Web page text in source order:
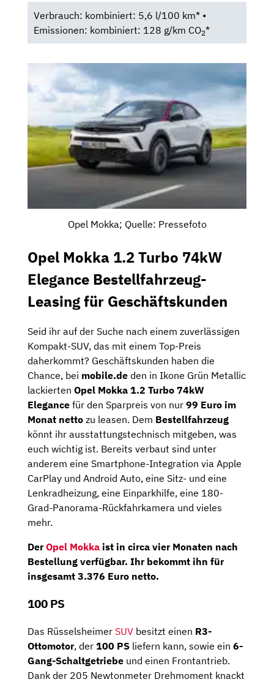
Verbrauch: kombiniert: 5,6 l/100 km* •
Emissionen: kombiniert: 128 g/km CO2*
Opel Mokka; Quelle: Pressefoto
Opel Mokka 1.2 Turbo 74kW
Elegance Bestellfahrzeug-
Leasing für Geschäftskunden
Seid ihr auf der Suche nach einem zuverlässigen
Kompakt-SUV, das mit einem Top-Preis
daherkommt? Geschäftskunden haben die
Chance, bei mobile.de den in Ikone Grün Metallic
lackierten Opel Mokka 1.2 Turbo 74kW
Elegance für den Sparpreis von nur 99 Euro im
Monat netto zu leasen. Dem Bestellfahrzeug
könnt ihr ausstattungstechnisch mitgeben, was
euch wichtig ist. Bereits verbaut sind unter
anderem eine Smartphone-Integration via Apple
CarPlay und Android Auto, eine Sitz- und eine
Lenkradheizung, eine Einparkhilfe, eine 180-
Grad-Panorama-Rückfahrkamera und vieles
mehr.
DerOpel Mokka ist in circa vier Monaten nach
Bestellung verfügbar. Ihr bekommt ihn für
insgesamt 3.376 Euro netto.
100 PS
Das Rüsselsheimer SUV besitzt einen R3-
Ottomotor, der 100 PS liefern kann, sowie ein 6-
Gang-Schaltgetriebe und einen Frontantrieb.
Dank der 205 Newtonmeter Drehmoment knackt